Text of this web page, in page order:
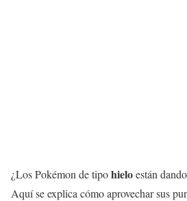
¿Los Pokémon de tipohieloestán
Aquí se explica cómo aprovechar sus